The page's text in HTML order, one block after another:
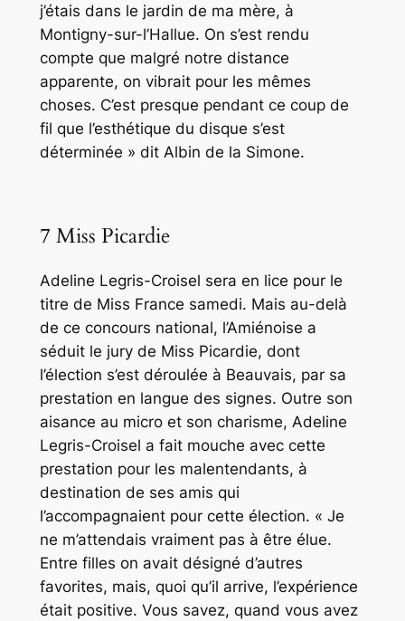
j’étais dans le jardin de ma mère, à
Montigny-sur-l’Hallue. On s’est rendu
compte que malgré notre distance
apparente, on vibrait pour les mêmes
choses. C’est presque pendant ce coup de
fil que l’esthétique du disque s’est
déterminée » dit Albin de la Simone.
7 Miss Picardie
Adeline Legris-Croisel sera en lice pour le
titre de Miss France samedi. Mais au-delà
de ce concours national, l’Amiénoise a
séduit le jury de Miss Picardie, dont
l’élection s’est déroulée à Beauvais, par sa
prestation en langue des signes. Outre son
aisance au micro et son charisme, Adeline
Legris-Croisel a fait mouche avec cette
prestation pour les malentendants, à
destination de ses amis qui
l’accompagnaient pour cette élection. « Je
ne m’attendais vraiment pas à être élue.
Entre filles on avait désigné d’autres
favorites, mais, quoi qu’il arrive, l’expérience
était positive. Vous savez, quand vous avez